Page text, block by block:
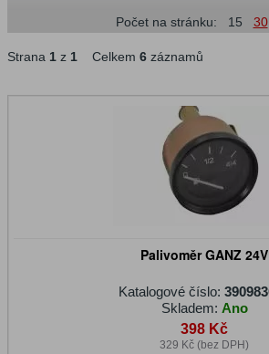
Počet na stránku: 15 30
Strana 1 z 1 Celkem 6 záznamů
Palivoměr GANZ 24V
Katalogové číslo:
Skladem: Ano
398 Kč
329 Kč (bez DPH)